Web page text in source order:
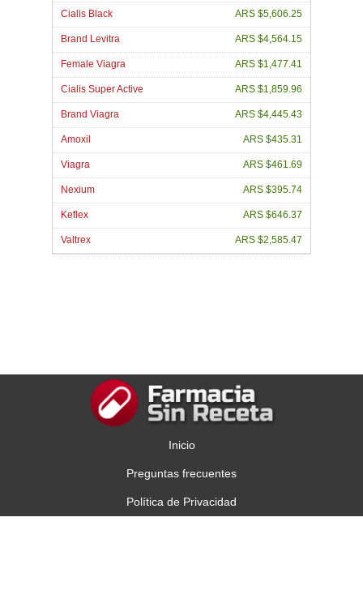
Cialis Black ARS $5,606.25
Brand Levitra ARS $4,564.15
Female Viagra ARS $1,477.41
Cialis Super Active ARS $1,859.96
Brand Viagra ARS $4,445.43
Amoxil ARS $435.31
Viagra ARS $461.69
Nexium ARS $395.74
Keflex ARS $646.37
Valtrex ARS $2,585.47
Inicio
Preguntas frecuentes
Política de Privacidad